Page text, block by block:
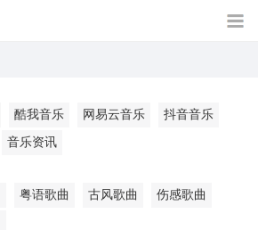
酷我音乐 网易云音乐
抖音音乐
音乐资讯
粤语歌曲 古风歌曲
伤感歌曲